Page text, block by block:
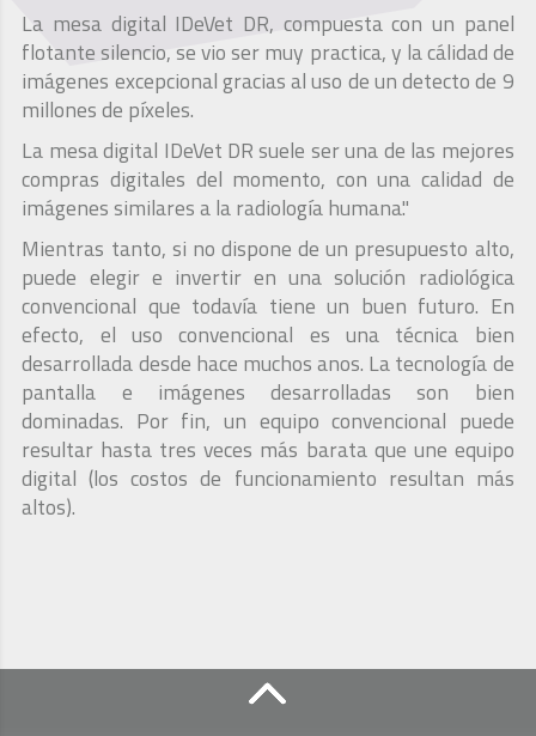
La mesa digital IDeVet DR, compuesta con un panel
flotante silencio, se vio ser muy practica, y la cálidad de
imágenes excepcional gracias al uso de un detecto de 9
millones de píxeles.
La mesa digital IDeVet DR suele ser una de las mejores
compras digitales del momento, con una calidad de
imágenes similares a la radiología humana."
Mientras tanto, si no dispone de un presupuesto alto,
puede elegir e invertir en una solución radiológica
convencional que todavía tiene un buen futuro. En
efecto, el uso convencional es una técnica bien
desarrollada desde hace muchos anos. La tecnología de
pantalla e imágenes desarrolladas son bien
dominadas. Por fin, un equipo convencional puede
resultar hasta tres veces más barata que une equipo
digital (los costos de funcionamiento resultan más
altos).